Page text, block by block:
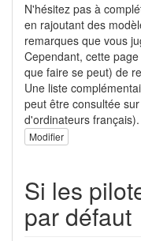
N'hésitez pas à
en rajoutant des
remarques que vous
Cependant, cette
que faire se peut) de
Une liste
peut être consultée
d'ordinateurs français).
Modifier
Si les
par défaut